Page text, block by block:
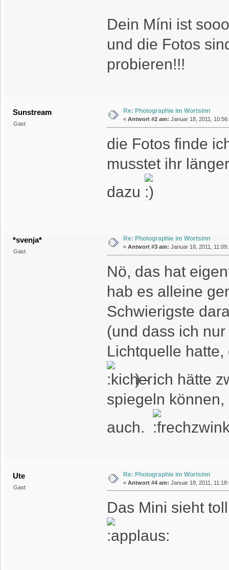
Dein Míni ist
und die Fotos
probieren!!!
Sunstream
Gast
Re: Photographie im Wortsinn
« Antwort #2 am: Januar 18, 2011,
die Fotos finde
musstet ihr
dazu
*svenja*
Gast
Re: Photographie im Wortsinn
« Antwort #3 am: Januar 18, 2011,
Nö, das hat
hab es alleine
Schwierigste
(und dass ich
Lichtquelle
) - ich hätte
spiegeln
auch.
Ute
Gast
Re: Photographie im Wortsinn
« Antwort #4 am: Januar 18, 2011,
Das Mini sieht